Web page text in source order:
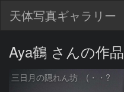
天体写真ギャラリー
Aya鶴 さんの作品
三日月の隠れん坊 (・・?